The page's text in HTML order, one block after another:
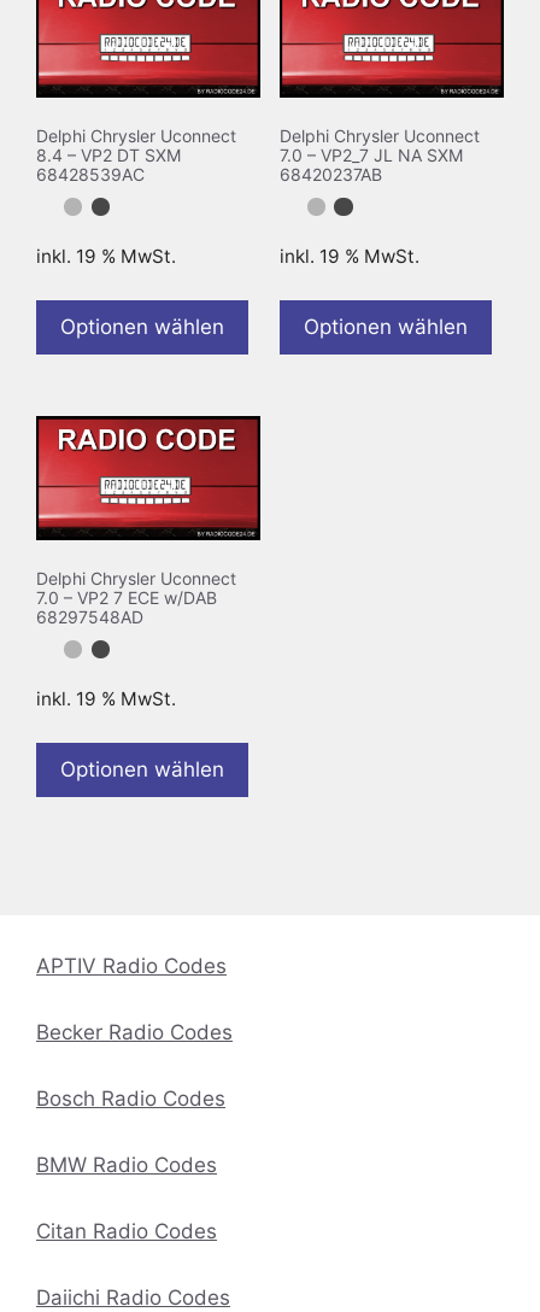
Delphi Chrysler Uconnect
8.4 – VP2 DT SXM
68428539AC
inkl. 19 % MwSt.
Optionen wählen
Delphi Chrysler Uconnect
7.0 – VP2_7 JL NA SXM
68420237AB
inkl. 19 % MwSt.
Optionen wählen
Delphi Chrysler Uconnect
7.0 – VP2 7 ECE w/DAB
68297548AD
inkl. 19 % MwSt.
Optionen wählen
APTIV Radio Codes
Becker Radio Codes
Bosch Radio Codes
BMW Radio Codes
Citan Radio Codes
Daiichi Radio Codes